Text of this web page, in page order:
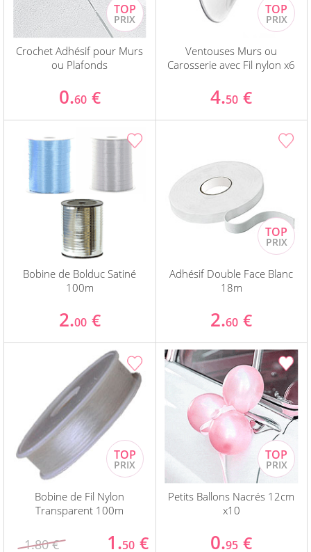
Crochet Adhésif pour Murs
ou Plafonds
0.60 €
Ventouses Murs ou
Carosserie avec Fil nylon x6
4.50 €
Bobine de Bolduc Satiné
100m
2.00 €
Adhésif Double Face Blanc
18m
2.60 €
Bobine de Fil Nylon
Transparent 100m
1.80 € 1.50 €
Petits Ballons Nacrés 12cm
x10
0.95 €